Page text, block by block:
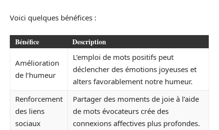
Voici quelques bénéfices :
Bénéfice Description
Amélioration
de l’humeur
L’emploi de mots positifs peut
déclencher des émotions joyeuses et
alters favorablement notre humeur.
Renforcement
des liens
sociaux
Partager des moments de joie à l’aide
de mots évocateurs crée des
connexions affectives plus profondes.